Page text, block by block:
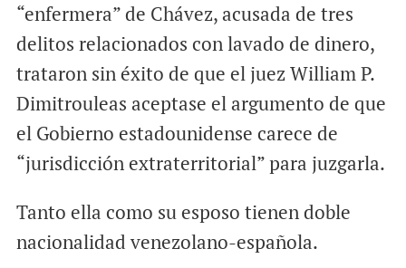
“enfermera” de Chávez, acusada de tres
delitos relacionados con lavado de dinero,
trataron sin éxito de que el juez William P.
Dimitrouleas aceptase el argumento de que
el Gobierno estadounidense carece de
“jurisdicción extraterritorial” para juzgarla.
Tanto ella como su esposo tienen doble
nacionalidad venezolano-española.